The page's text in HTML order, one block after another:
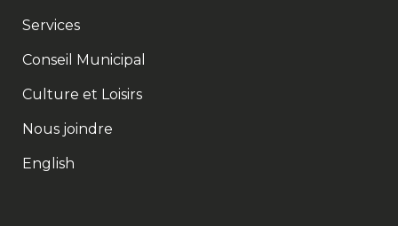
Services
Conseil Municipal
Culture et Loisirs
Nous joindre
English